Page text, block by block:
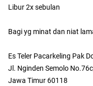
Libur 2x sebulan
Bagi yg minat dan niat
Es Teler Pacarkeling Pak
Jl. Nginden Semolo
Jawa Timur 60118